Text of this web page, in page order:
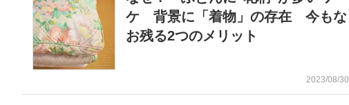
ケ 背景に「着物」の存在 今もな
お残る2つのメリット
2023/08/30